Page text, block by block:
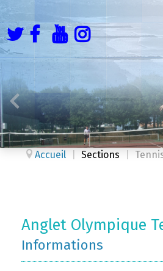
Accueil Sections
Anglet Olympique
Informations